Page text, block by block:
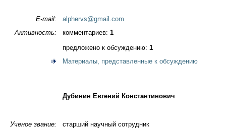
E-mail:
alphervs@gmail.com
Активность:
комментариев: 1
предложено к обсуждению: 1
Материалы, представленные к обсуждению
Дубинин Евгений Константинович
Ученое звание: старший научный сотрудник